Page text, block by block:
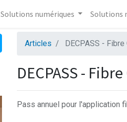
Solutions numériques Solutions
Articles DECPASS -
DECPASS -
Pass annuel pour l'application